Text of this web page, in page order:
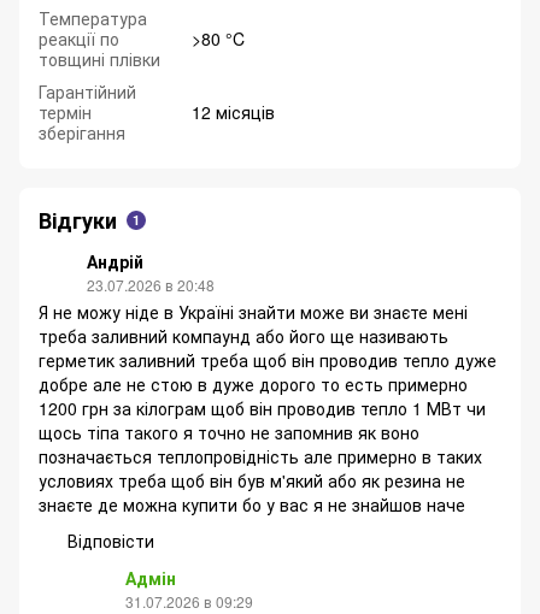
Температура
реакції по
товщині плівки
>80 °C
Гарантійний
термін
зберігання
12 місяців
Відгуки 1
Андрій
23.07.2026 в 20:48
Я не можу ніде в Україні знайти може ви знаєте мені
треба заливний компаунд або його ще називають
герметик заливний треба щоб він проводив тепло дуже
добре але не стою в дуже дорого то есть примерно
1200 грн за кілограм щоб він проводив тепло 1 МВт чи
щось тіпа такого я точно не запомнив як воно
позначається теплопровідність але примерно в таких
условиях треба щоб він був м'який або як резина не
знаєте де можна купити бо у вас я не знайшов наче
Відповісти
Адмін
31.07.2026 в 09:29